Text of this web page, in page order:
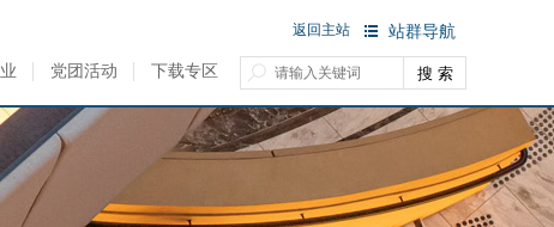
党团活动 下载专区
站群导航
返回主站